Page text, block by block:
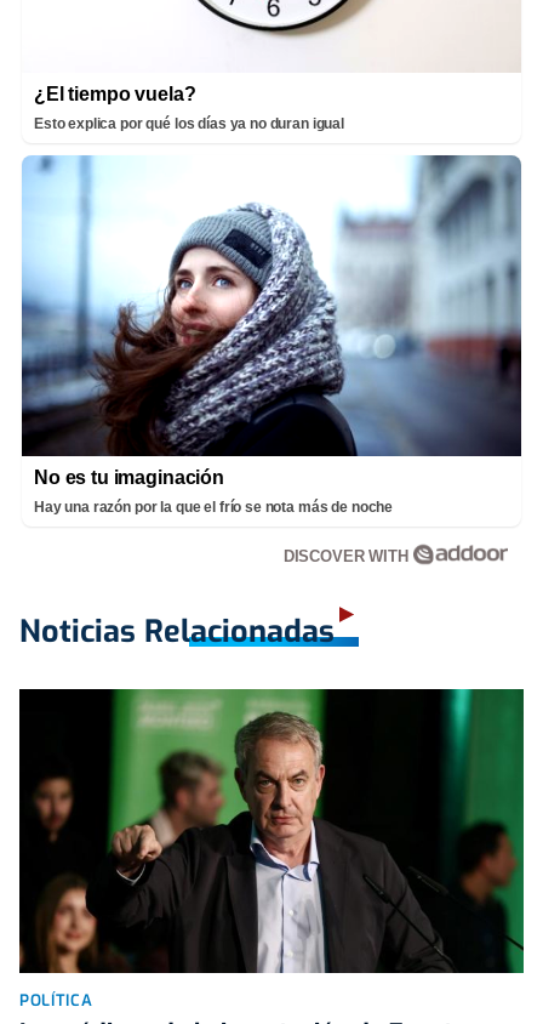
¿El tiempo vuela?
Esto explica por qué los días ya no duran igual
No es tu imaginación
Hay una razón por la que el frío se nota más de noche
DISCOVER WITH
Noticias Relacionadas
POLÍTICA